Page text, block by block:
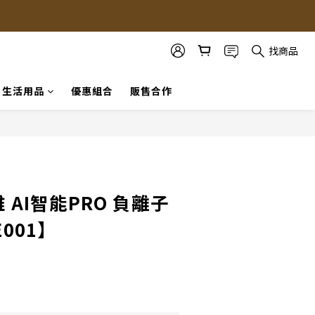
找商品
生活用品 優惠組合 販售合作
AI智能PRO 負離子
】